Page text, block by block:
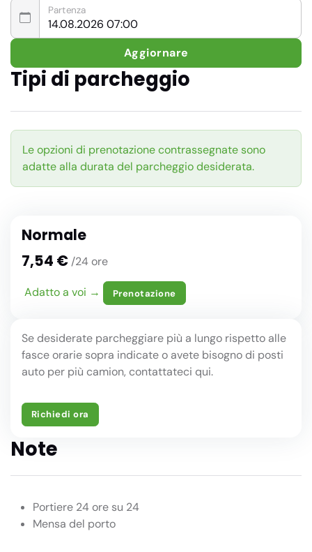
Partenza
Aggiornare
Tipi di parcheggio
Le opzioni di prenotazione contrassegnate sono
adatte alla durata del parcheggio desiderata.
Normale
7,54 € /24 ore
Adatto a voi → Prenotazione
Se desiderate parcheggiare più a lungo rispetto alle
fasce orarie sopra indicate o avete bisogno di posti
auto per più camion, contattateci qui.
Richiedi ora
Note
Portiere 24 ore su 24
Mensa del porto